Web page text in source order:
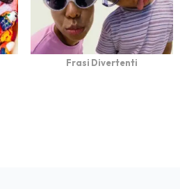
Frasi Divertenti